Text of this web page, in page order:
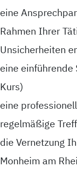
eine
Rahmen Ihrer
Unsicherheiten
eine
Kurs)
eine
regelmäßige
die Vernetzung
Monheim am